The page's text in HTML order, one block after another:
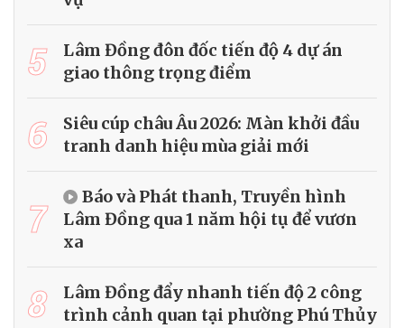
5
Lâm Đồng đôn đốc tiến độ 4 dự án
giao thông trọng điểm
6
Siêu cúp châu Âu 2026: Màn khởi đầu
tranh danh hiệu mùa giải mới
7
Báo và Phát thanh, Truyền hình
Lâm Đồng qua 1 năm hội tụ để vươn
xa
8
Lâm Đồng đẩy nhanh tiến độ 2 công
trình cảnh quan tại phường Phú Thủy